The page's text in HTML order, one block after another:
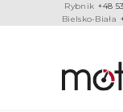
Rybnik +48
Bielsko-Biała